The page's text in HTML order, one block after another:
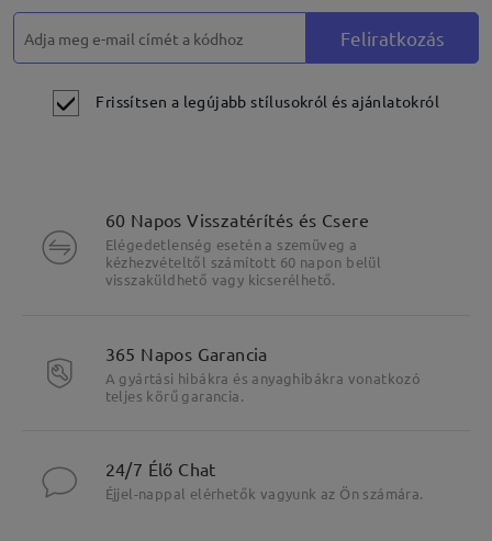
Feliratkozás
Frissítsen a legújabb stílusokról és ajánlatokról
60 Napos Visszatérítés és Csere
Elégedetlenség esetén a szemüveg a
kézhezvételtől számított 60 napon belül
visszaküldhető vagy kicserélhető.
365 Napos Garancia
A gyártási hibákra és anyaghibákra vonatkozó
teljes körű garancia.
24/7 Élő Chat
Éjjel-nappal elérhetők vagyunk az Ön számára.